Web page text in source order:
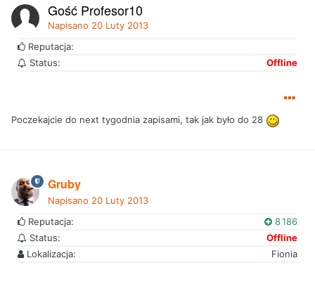
Gość Profesor10
Napisano 20 Luty 2013
Reputacja:
Status:
Offline
Poczekajcie do next tygodnia zapisami, tak jak było do 28
Gruby
Napisano 20 Luty 2013
Reputacja:
8 186
Status:
Offline
Lokalizacja:
Fionia